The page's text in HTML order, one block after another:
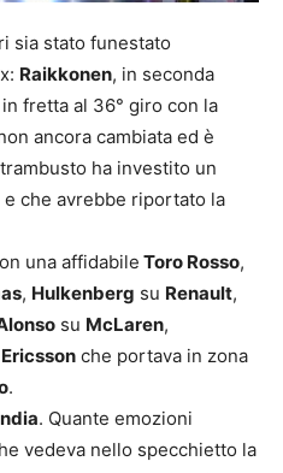
sia stato funestato
Raikkonen, in seconda
fretta al 36° giro con la
ancora cambiata ed è
ha investito un
che avrebbe riportato la
una affidabile Toro Rosso,
, Hulkenberg su Renault,
su McLaren,
Ericsson che portava in zona
.
. Quante emozioni
vedeva nello specchietto la